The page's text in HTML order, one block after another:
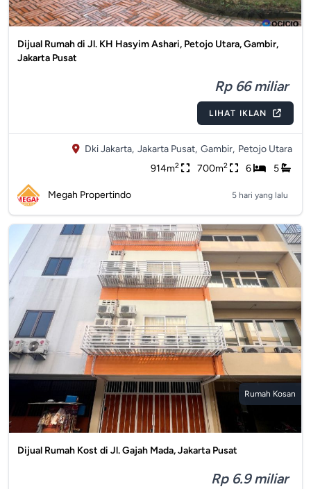
Dijual Rumah di Jl. KH Hasyim Ashari, Petojo Utara, Gambir,
Jakarta Pusat
Rp 66 miliar
LIHAT IKLAN
Dki Jakarta, Jakarta Pusat, Gambir, Petojo Utara
914m2 700m2 6 5
Megah Propertindo 5 hari yang lalu
Rumah Kosan
Dijual Rumah Kost di Jl. Gajah Mada, Jakarta Pusat
Rp 6.9 miliar